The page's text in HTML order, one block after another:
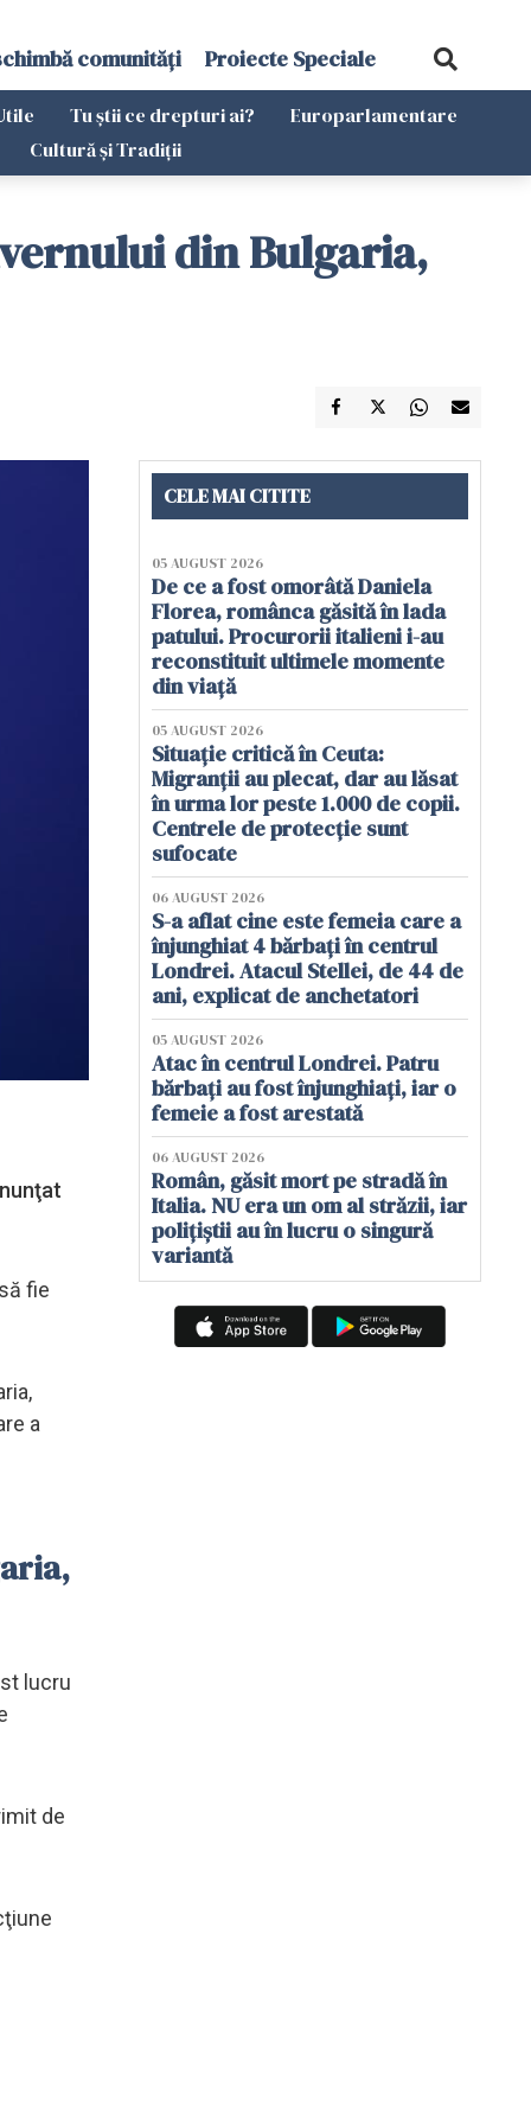
comunități Proiecte Speciale
Tu știi ce drepturi ai?
Europarlamentare
Cultură și Tradiții
din Bulgaria,
fie
a
lucru
de
CELE MAI CITITE
05 AUGUST 2026
De ce a fost omorâtă Daniela
Florea, românca găsită în lada
patului. Procurorii italieni i-au
reconstituit ultimele momente
din viață
05 AUGUST 2026
Situație critică în Ceuta:
Migranții au plecat, dar au lăsat
în urma lor peste 1.000 de copii.
Centrele de protecție sunt
sufocate
06 AUGUST 2026
S-a aflat cine este femeia care a
înjunghiat 4 bărbați în centrul
Londrei. Atacul Stellei, de 44 de
ani, explicat de anchetatori
05 AUGUST 2026
Atac în centrul Londrei. Patru
bărbați au fost înjunghiați, iar o
femeie a fost arestată
06 AUGUST 2026
Român, găsit mort pe stradă în
Italia. NU era un om al străzii, iar
polițiștii au în lucru o singură
variantă